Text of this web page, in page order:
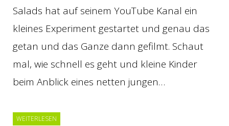
Salads hat auf seinem YouTube Kanal ein
kleines Experiment gestartet und genau das
getan und das Ganze dann gefilmt. Schaut
mal, wie schnell es geht und kleine Kinder
beim Anblick eines netten jungen…
WEITERLESEN